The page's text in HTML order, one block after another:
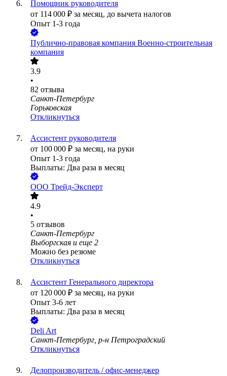
Помощник руководителя
от 114 000 ₽ за месяц, до вычета налогов
Опыт 1-3 года
Публично-правовая компания Военно-строительная
компания
3.9
•
82 отзыва
Санкт-Петербург
Горьковская
Откликнуться
Ассистент руководителя
от 100 000 ₽ за месяц, на руки
Опыт 1-3 года
Выплаты: Два раза в месяц
ООО Трейд-Эксперт
4.9
•
5 отзывов
Санкт-Петербург
Выборгская и еще 2
Можно без резюме
Откликнуться
Ассистент Генерального директора
от 120 000 ₽ за месяц, на руки
Опыт 3-6 лет
Выплаты: Два раза в месяц
Deli Art
Санкт-Петербург, р-н Петроградский
Откликнуться
Делопроизводитель / офис-менеджер